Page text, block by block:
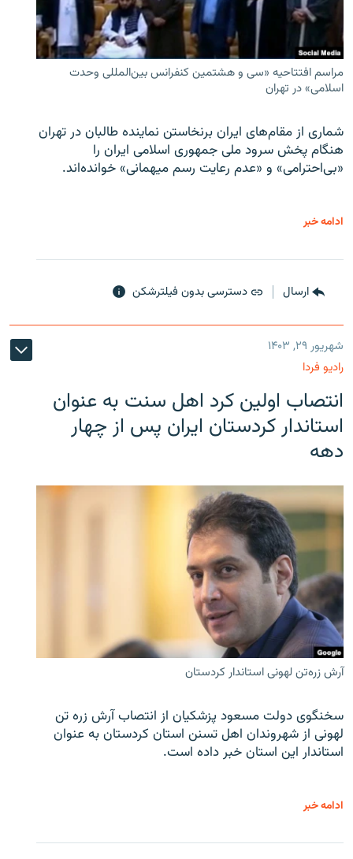
مراسم افتتاحیه «سی و هشتمین کنفرانس بین‌المللی وحدت
اسلامی» در تهران
شماری از مقام‌های ایران برنخاستن نماینده طالبان در تهران
هنگام پخش سرود ملی جمهوری اسلامی ایران را
«بی‌احترامی» و «عدم رعایت رسم میهمانی» خوانده‌اند.
ادامه خبر
ارسال دسترسی بدون فیلترشکن
شهریور ۲۹, ۱۴۰۳
رادیو فردا
انتصاب اولین کرد اهل سنت به عنوان
استاندار کردستان ایران پس از چهار
دهه
آرش زره‌تن لهونی استاندار کردستان
سخنگوی دولت مسعود پزشکیان از انتصاب آرش زره تن
لهونی از شهروندان اهل تسنن استان کردستان به عنوان
استاندار این استان خبر داده است.
ادامه خبر